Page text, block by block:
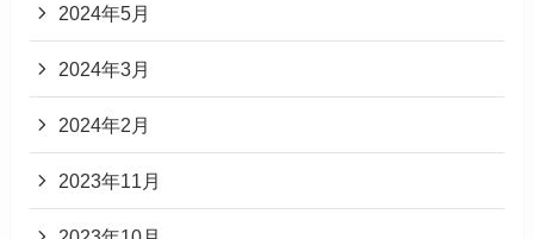
2024年5月
2024年3月
2024年2月
2023年11月